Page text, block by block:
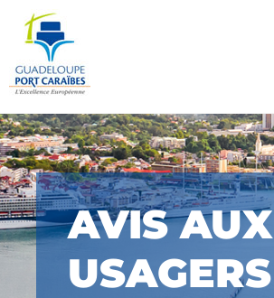
AVIS AUX
USAGERS